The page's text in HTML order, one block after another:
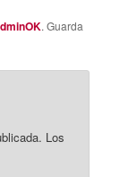
. Guarda
Los